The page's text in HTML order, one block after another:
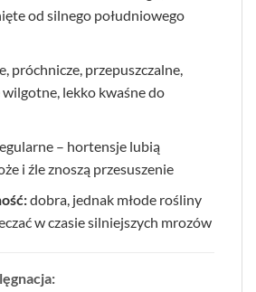
od silnego południowego
próchnicze, przepuszczalne,
lekko kwaśne do
– hortensje lubią
i źle znoszą przesuszenie
dobra, jednak młode rośliny
w czasie silniejszych mrozów